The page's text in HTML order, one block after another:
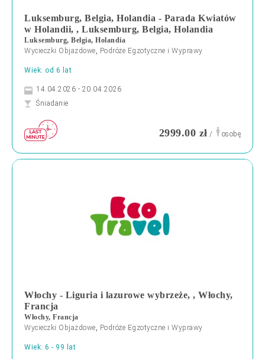
Luksemburg, Belgia, Holandia - Parada Kwiatów
w Holandii, , Luksemburg, Belgia, Holandia
Luksemburg, Belgia, Holandia
Wycieczki Objazdowe, Podróże Egzotyczne i Wyprawy
Wiek: od 6 lat
14.04.2026 - 20.04.2026
Śniadanie
2999.00 zł / osobę
Włochy - Liguria i lazurowe wybrzeże, , Włochy,
Francja
Włochy, Francja
Wycieczki Objazdowe, Podróże Egzotyczne i Wyprawy
Wiek: 6 - 99 lat